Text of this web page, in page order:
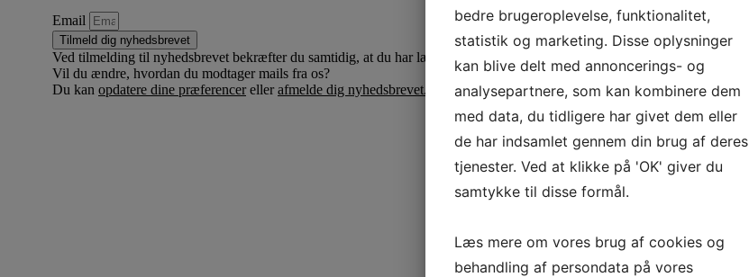
Email
Tilmeld dig nyhedsbrevet
Ved tilmelding til nyhedsbrevet bekræfter du samtidig, at du har læst og accepteret vores Databeskyttelsespolitik
Vil du ændre, hvordan du modtager mails fra os?
Du kan opdatere dine præferencer eller afmelde dig nyhedsbrevet.
bedre brugeroplevelse, funktionalitet,
statistik og marketing. Disse oplysninger
kan blive delt med annoncerings- og
analysepartnere, som kan kombinere dem
med data, du tidligere har givet dem eller
de har indsamlet gennem din brug af deres
tjenester. Ved at klikke på 'OK' giver du
samtykke til disse formål.
Læs mere om vores brug af cookies og
behandling af persondata på vores